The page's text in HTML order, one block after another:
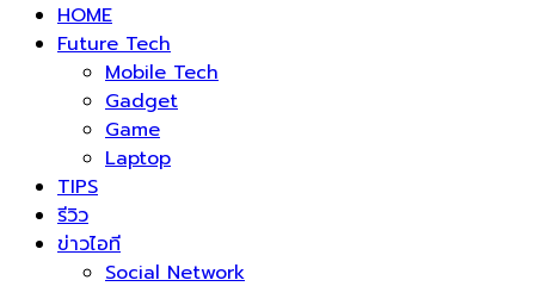
HOME
Future Tech
Mobile Tech
Gadget
Game
Laptop
TIPS
รีวิว
ข่าวไอที
Social Network